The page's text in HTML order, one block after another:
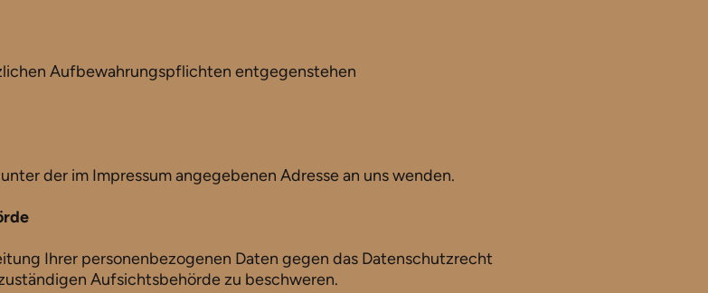
Aufbewahrungspflichten entgegenstehen
der im Impressum angegebenen Adresse an uns wenden.
Ihrer personenbezogenen Daten gegen das Datenschutzrecht
Aufsichtsbehörde zu beschweren.